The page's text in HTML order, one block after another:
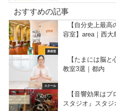
おすすめの記事
美容室
【自分史上最
容室】area｜西大
スクール
【たまには脳
教室3選｜都内
【音響効果は
スタジオ』スタ